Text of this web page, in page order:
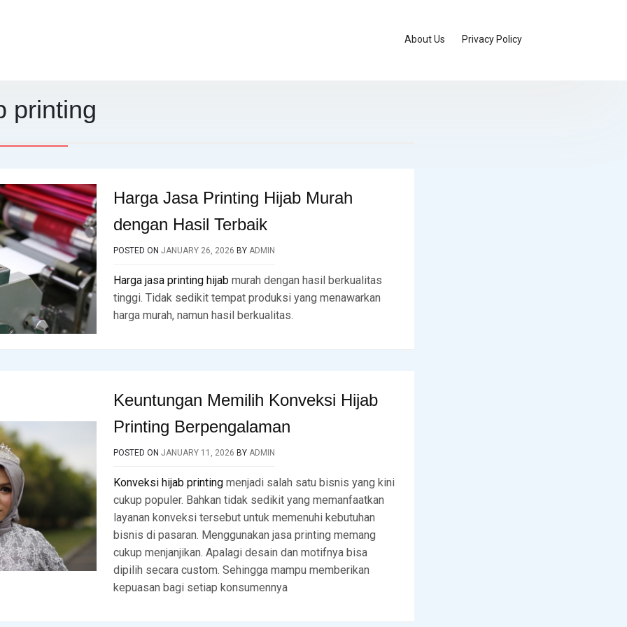
About Us Privacy Policy
printing
Harga Jasa Printing Hijab Murah
dengan Hasil Terbaik
POSTED ONJANUARY 26, 2026 BYADMIN
Harga jasa printing hijab murah dengan hasil berkualitas
tinggi. Tidak sedikit tempat produksi yang menawarkan
harga murah, namun hasil berkualitas.
Keuntungan Memilih Konveksi Hijab
Printing Berpengalaman
POSTED ONJANUARY 11, 2026 BYADMIN
Konveksi hijab printing menjadi salah satu bisnis yang kini
cukup populer. Bahkan tidak sedikit yang memanfaatkan
layanan konveksi tersebut untuk memenuhi kebutuhan
bisnis di pasaran. Menggunakan jasa printing memang
cukup menjanjikan. Apalagi desain dan motifnya bisa
dipilih secara custom. Sehingga mampu memberikan
kepuasan bagi setiap konsumennya